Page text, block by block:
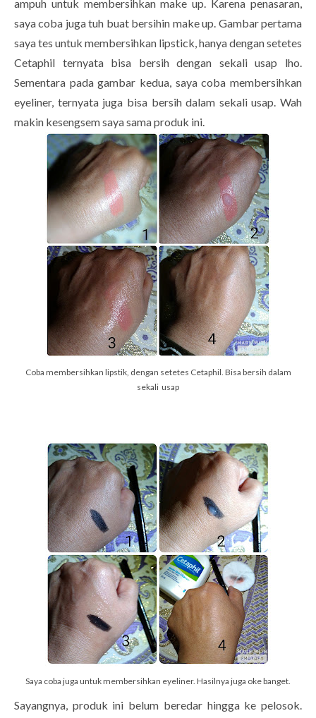
ampuh untuk membersihkan make up. Karena penasaran,
saya coba juga tuh buat bersihin make up. Gambar pertama
saya tes untuk membersihkan lipstick, hanya dengan setetes
Cetaphil ternyata bisa bersih dengan sekali usap lho.
Sementara pada gambar kedua, saya coba membersihkan
eyeliner, ternyata juga bisa bersih dalam sekali usap. Wah
makin kesengsem saya sama produk ini.
Coba membersihkan lipstik, dengan setetes Cetaphil. Bisa bersih dalam
sekali usap
Saya coba juga untuk membersihkan eyeliner. Hasilnya juga oke banget.
Sayangnya, produk ini belum beredar hingga ke pelosok.